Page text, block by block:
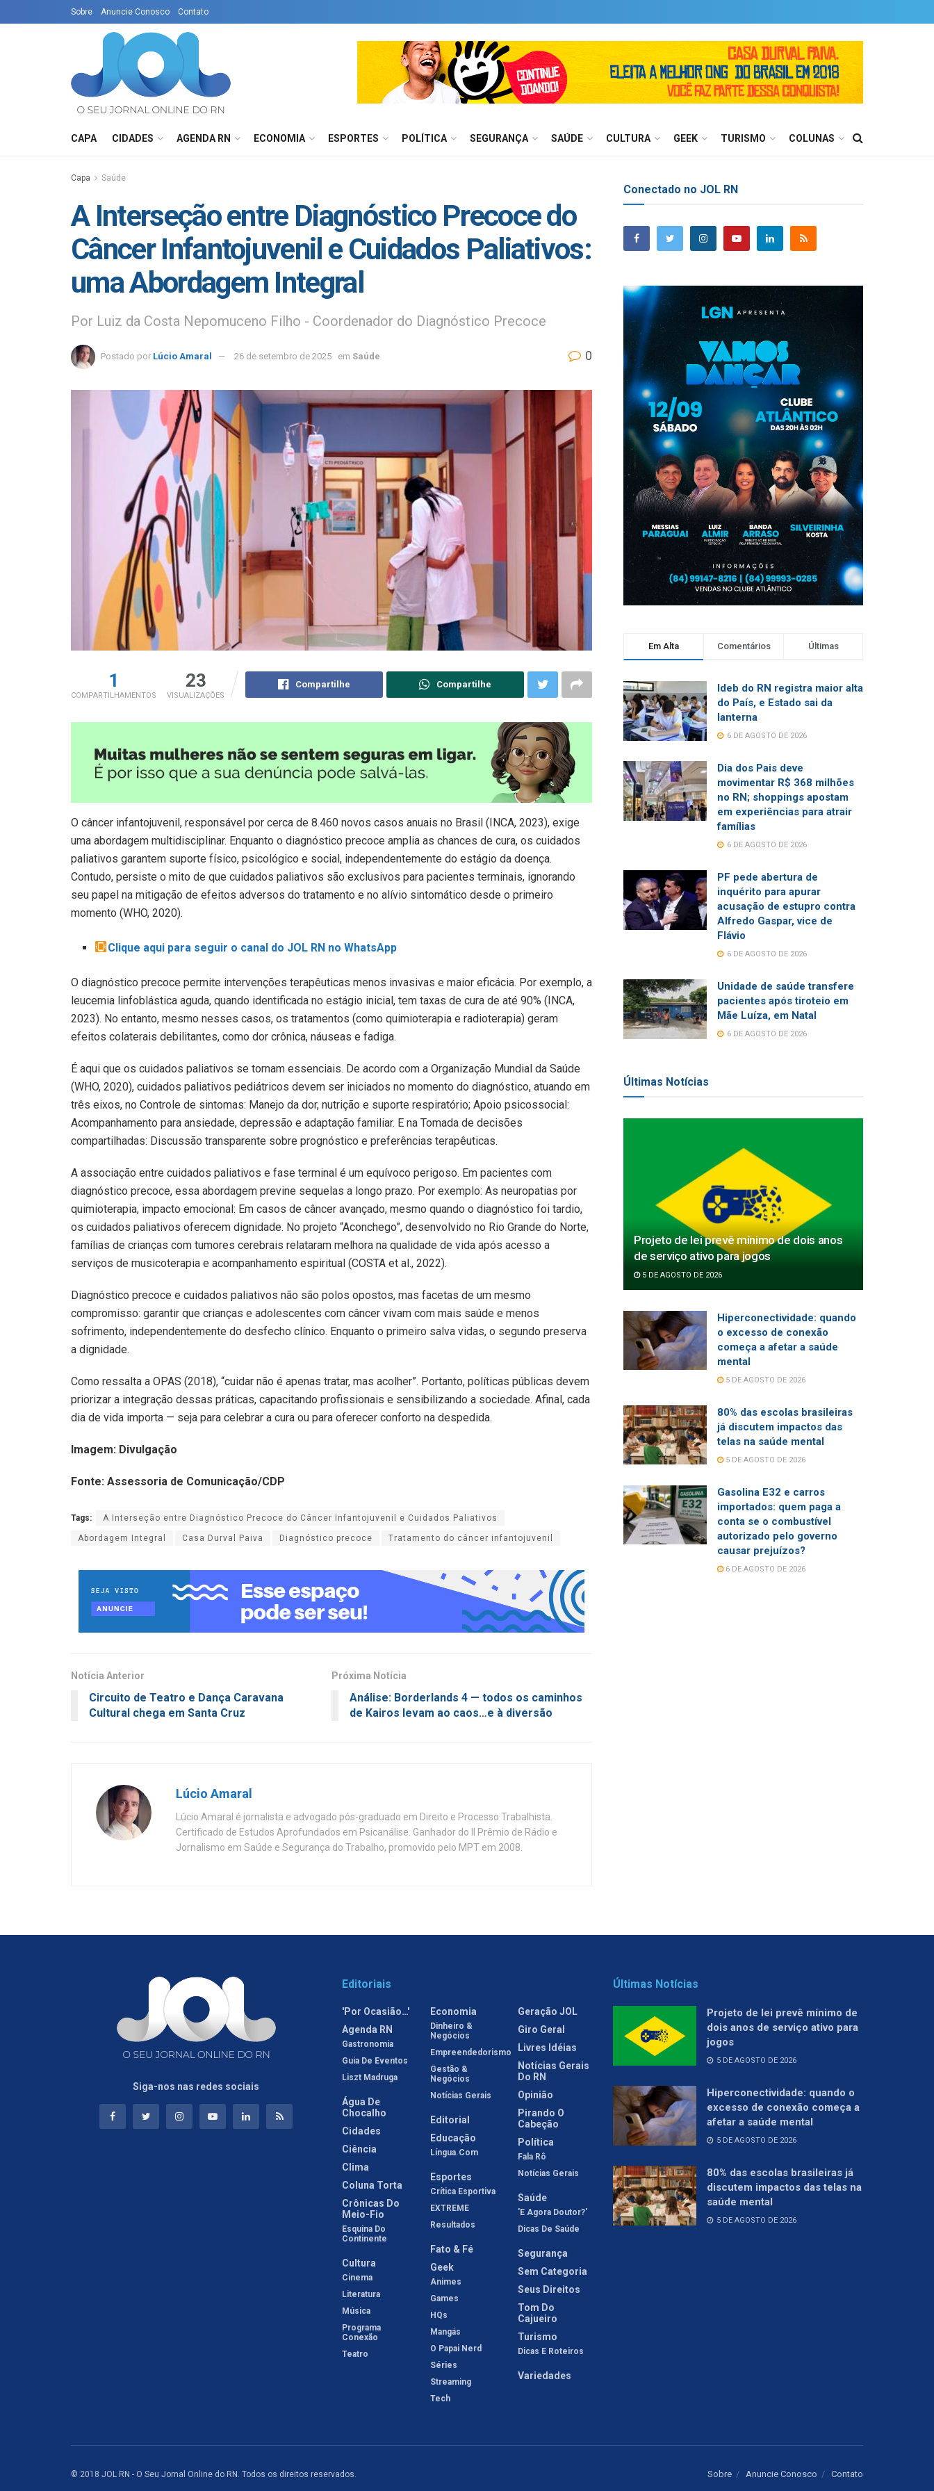
Sobre Anuncie Conosco Contato
CAPA CIDADES AGENDA RN ECONOMIA ESPORTES POLÍTICA SEGURANÇA SAÚDE CULTURA GEEK TURISMO COLUNAS
Capa Saúde
A Interseção entre Diagnóstico Precoce do
Câncer Infantojuvenil e Cuidados Paliativos:
uma Abordagem Integral
Por Luiz da Costa Nepomuceno Filho - Coordenador do Diagnóstico Precoce
Postado por Lúcio Amaral 26 de setembro de 2025 em Saúde 0
1
COMPARTILHAMENTOS
23
VISUALIZAÇÕES
Compartilhe Compartilhe
O câncer infantojuvenil, responsável por cerca de 8.460 novos casos anuais no Brasil (INCA, 2023), exige
uma abordagem multidisciplinar. Enquanto o diagnóstico precoce amplia as chances de cura, os cuidados
paliativos garantem suporte físico, psicológico e social, independentemente do estágio da doença.
Contudo, persiste o mito de que cuidados paliativos são exclusivos para pacientes terminais, ignorando
seu papel na mitigação de efeitos adversos do tratamento e no alívio sintomático desde o primeiro
momento (WHO, 2020).
Clique aqui para seguir o canal do JOL RN no WhatsApp
O diagnóstico precoce permite intervenções terapêuticas menos invasivas e maior eficácia. Por exemplo, a
leucemia linfoblástica aguda, quando identificada no estágio inicial, tem taxas de cura de até 90% (INCA,
2023). No entanto, mesmo nesses casos, os tratamentos (como quimioterapia e radioterapia) geram
efeitos colaterais debilitantes, como dor crônica, náuseas e fadiga.
É aqui que os cuidados paliativos se tornam essenciais. De acordo com a Organização Mundial da Saúde
(WHO, 2020), cuidados paliativos pediátricos devem ser iniciados no momento do diagnóstico, atuando em
três eixos, no Controle de sintomas: Manejo da dor, nutrição e suporte respiratório; Apoio psicossocial:
Acompanhamento para ansiedade, depressão e adaptação familiar. E na Tomada de decisões
compartilhadas: Discussão transparente sobre prognóstico e preferências terapêuticas.
A associação entre cuidados paliativos e fase terminal é um equívoco perigoso. Em pacientes com
diagnóstico precoce, essa abordagem previne sequelas a longo prazo. Por exemplo: As neuropatias por
quimioterapia, impacto emocional: Em casos de câncer avançado, mesmo quando o diagnóstico foi tardio,
os cuidados paliativos oferecem dignidade. No projeto “Aconchego”, desenvolvido no Rio Grande do Norte,
famílias de crianças com tumores cerebrais relataram melhora na qualidade de vida após acesso a
serviços de musicoterapia e acompanhamento espiritual (COSTA et al., 2022).
Diagnóstico precoce e cuidados paliativos não são polos opostos, mas facetas de um mesmo
compromisso: garantir que crianças e adolescentes com câncer vivam com mais saúde e menos
sofrimento, independentemente do desfecho clínico. Enquanto o primeiro salva vidas, o segundo preserva
a dignidade.
Como ressalta a OPAS (2018), “cuidar não é apenas tratar, mas acolher”. Portanto, políticas públicas devem
priorizar a integração dessas práticas, capacitando profissionais e sensibilizando a sociedade. Afinal, cada
dia de vida importa — seja para celebrar a cura ou para oferecer conforto na despedida.
Imagem: Divulgação
Fonte: Assessoria de Comunicação/CDP
Tags: A Interseção entre Diagnóstico Precoce do Câncer Infantojuvenil e Cuidados Paliativos
Abordagem Integral Casa Durval Paiva Diagnóstico precoce Tratamento do câncer infantojuvenil
Notícia Anterior
Circuito de Teatro e Dança Caravana
Cultural chega em Santa Cruz
Próxima Notícia
Análise: Borderlands 4 — todos os caminhos
de Kairos levam ao caos…e à diversão
Lúcio Amaral
Lúcio Amaral é jornalista e advogado pós-graduado em Direito e Processo Trabalhista.
Certificado de Estudos Aprofundados em Psicanálise. Ganhador do II Prêmio de Rádio e
Jornalismo em Saúde e Segurança do Trabalho, promovido pelo MPT em 2008.
Conectado no JOL RN
Em Alta Comentários Últimas
Ideb do RN registra maior alta
do País, e Estado sai da
lanterna
6 DE AGOSTO DE 2026
Dia dos Pais deve
movimentar R$ 368 milhões
no RN; shoppings apostam
em experiências para atrair
famílias
6 DE AGOSTO DE 2026
PF pede abertura de
inquérito para apurar
acusação de estupro contra
Alfredo Gaspar, vice de
Flávio
6 DE AGOSTO DE 2026
Unidade de saúde transfere
pacientes após tiroteio em
Mãe Luíza, em Natal
6 DE AGOSTO DE 2026
Últimas Notícias
Projeto de lei prevê mínimo de dois anos
de serviço ativo para jogos
5 DE AGOSTO DE 2026
Hiperconectividade: quando
o excesso de conexão
começa a afetar a saúde
mental
5 DE AGOSTO DE 2026
80% das escolas brasileiras
já discutem impactos das
telas na saúde mental
5 DE AGOSTO DE 2026
Gasolina E32 e carros
importados: quem paga a
conta se o combustível
autorizado pelo governo
causar prejuízos?
6 DE AGOSTO DE 2026
Siga-nos nas redes sociais
Editoriais
'Por Ocasião…'
Agenda RN
Gastronomia
Guia De Eventos
Liszt Madruga
Água De
Chocalho
Cidades
Ciência
Clima
Coluna Torta
Crônicas Do
Meio-Fio
Esquina Do
Continente
Cultura
Cinema
Literatura
Música
Programa
Conexão
Teatro
Economia
Dinheiro &
Negócios
Empreendedorismo
Gestão &
Negócios
Notícias Gerais
Editorial
Educação
Língua.com
Esportes
Crítica Esportiva
EXTREME
Resultados
Fato & Fé
Geek
Animes
Games
HQs
Mangás
O Papai Nerd
Séries
Streaming
Tech
Geração JOL
Giro Geral
Livres Idéias
Notícias Gerais
Do RN
Opinião
Pirando O
Cabeção
Política
Fala Rô
Notícias Gerais
Saúde
'E Agora Doutor?'
Dicas De Saúde
Segurança
Sem Categoria
Seus Direitos
Tom Do
Cajueiro
Turismo
Dicas E Roteiros
Variedades
Últimas Notícias
Projeto de lei prevê mínimo de
dois anos de serviço ativo para
jogos
5 DE AGOSTO DE 2026
Hiperconectividade: quando o
excesso de conexão começa a
afetar a saúde mental
5 DE AGOSTO DE 2026
80% das escolas brasileiras já
discutem impactos das telas na
saúde mental
5 DE AGOSTO DE 2026
Sobre Anuncie Conosco Contato
© 2018 JOL RN - O Seu Jornal Online do RN. Todos os direitos reservados.